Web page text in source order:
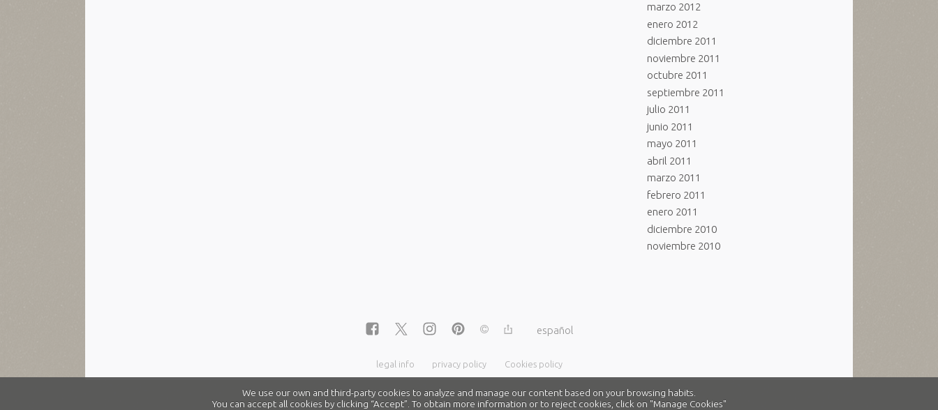
marzo 2012
enero 2012
diciembre 2011
noviembre 2011
octubre 2011
septiembre 2011
julio 2011
junio 2011
mayo 2011
abril 2011
marzo 2011
febrero 2011
enero 2011
diciembre 2010
noviembre 2010
español
legal info privacy policy Cookies policy
We use our own and third-party cookies to analyze and manage our content based on your browsing habits.
You can accept all cookies by clicking “Accept”. To obtain more information or to reject cookies, click on "Manage Cookies"